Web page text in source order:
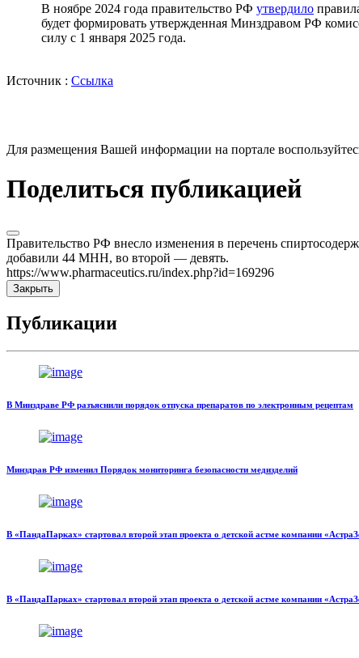
В ноябре 2024 года правительство РФ утвердило
будет формировать утвержденная Минздравом РФ
силу с 1 января 2025 года.
Источник : Ссылка
Для размещения Вашей информации на портале
Поделиться публикацией
Правительство РФ внесло изменения в перечень
добавили 44 МНН, во второй — девять.
https://www.pharmaceutics.ru/index.php?id=169296
Закрыть
Публикации
В Минздраве РФ разъяснили порядок отпуска препаратов по электронным рецептам
Минздрав РФ изменил Порядок мониторинга безопасности медизделий
В «ПандаПарках» стартовал второй этап проекта о детской астме компании
В «ПандаПарках» стартовал второй этап проекта о детской астме компании